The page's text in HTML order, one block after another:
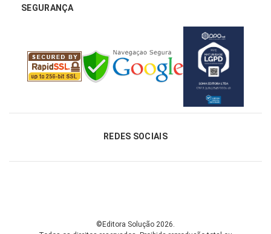
SEGURANÇA
REDES SOCIAIS
©Editora Solução 2026.